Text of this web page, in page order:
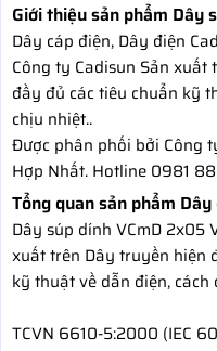
Giới thiệu sản phẩm Dây
Dây cáp điện, Dây điện
Công ty Cadisun Sản
đầy đủ các tiêu chuẩn kỹ
chịu nhiệt..
Được phân phối bởi Công
Hợp Nhất. Hotline 0981
Tổng quan sản phẩm
Dây súp dính VCmD 2x05
xuất trên Dây truyền hiện
kỹ thuật về dẫn điện, cách
TCVN 6610-5:2000 (IEC